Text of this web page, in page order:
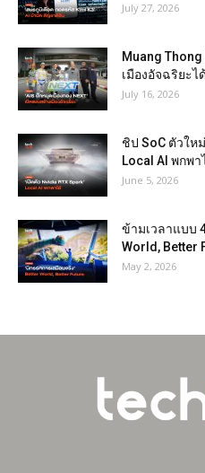
July 27, 2026
Muang
เมืองอัจฉริยะไ
July 16, 2026
ชิป SoC ตัวให
Local AI พกพา
June 5, 2026
ข้ามเวลาแบบ
World, Better
May 2, 2026